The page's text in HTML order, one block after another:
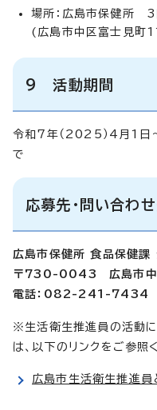
場所：広島市保健所
(広島市中区富士見
9 活動期間
令和7年（2025）4月1日
で
応募先・問い合わ
広島市保健所 食品保健課
〒730-0043 広島市中
電話：082-241-7434
※生活衛生推進員の活動に
は、以下のリンクをご参照
広島市生活衛生推進員